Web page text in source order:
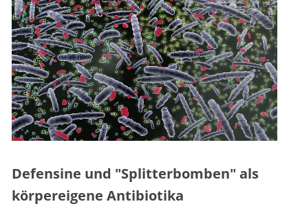
Defensine und "Splitterbomben" als
körpereigene Antibiotika